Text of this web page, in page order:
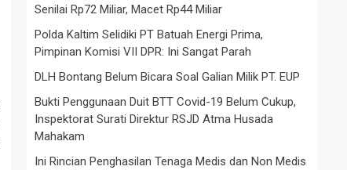
Senilai Rp72 Miliar, Macet Rp44 Miliar
Polda Kaltim Selidiki PT Batuah Energi Prima,
Pimpinan Komisi VII DPR: Ini Sangat Parah
DLH Bontang Belum Bicara Soal Galian Milik PT. EUP
Bukti Penggunaan Duit BTT Covid-19 Belum Cukup,
Inspektorat Surati Direktur RSJD Atma Husada
Mahakam
Ini Rincian Penghasilan Tenaga Medis dan Non Medis